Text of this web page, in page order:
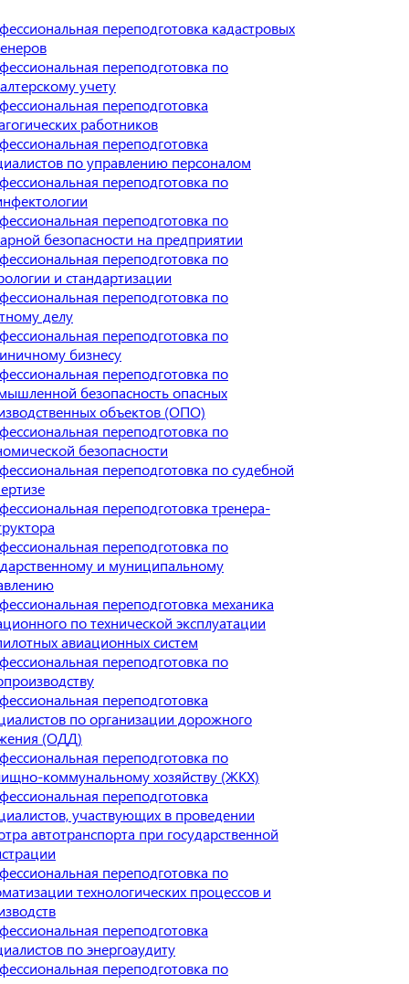
переподготовка кадастровых
переподготовка по
учету
переподготовка
работников
переподготовка
по управлению персоналом
переподготовка по
переподготовка по
безопасности на предприятии
переподготовка по
и стандартизации
переподготовка по
делу
переподготовка по
бизнесу
переподготовка по
безопасность опасных
объектов (ОПО)
переподготовка по
безопасности
переподготовка по судебной
переподготовка тренера-
переподготовка по
и муниципальному
переподготовка механика
по технической эксплуатации
авиационных систем
переподготовка по
переподготовка
по организации дорожного
(ОДД)
переподготовка по
коммунальному хозяйству (ЖКХ)
переподготовка
участвующих в проведении
автотранспорта при государственной
переподготовка по
технологических процессов и
переподготовка
по энергоаудиту
переподготовка по